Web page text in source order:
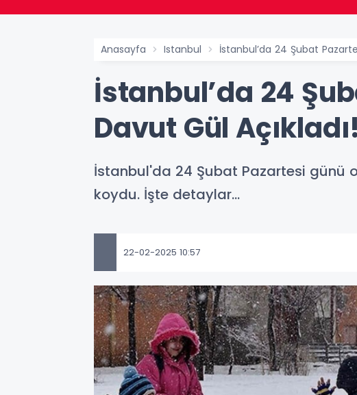
Anasayfa Istanbul İstanbul’da 24 Şubat
İstanbul’da 24
Davut Gül Açıkladı!
İstanbul'da 24 Şubat Pazartesi günü
koydu. İşte detaylar...
22-02-2025 10:57